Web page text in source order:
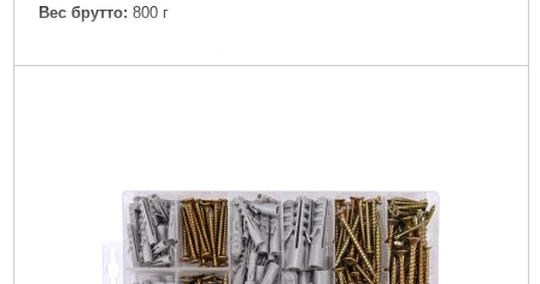
Вес брутто: 800 г
Подробнее...